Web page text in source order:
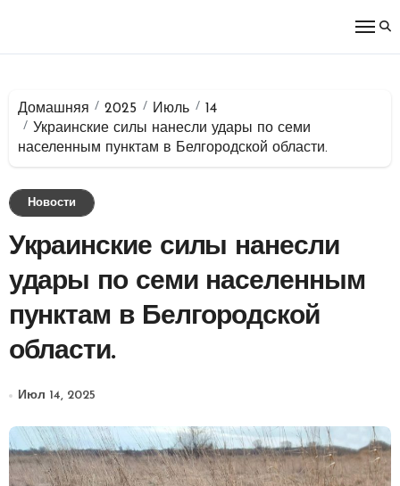
Домашняя 2025 Июль
14
Украинские силы нанесли удары по семи
населенным пунктам в Белгородской области.
Новости
Украинские силы нанесли
удары по семи населенным
пунктам в Белгородской
области.
Июл 14, 2025